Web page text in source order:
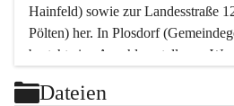
Hainfeld) sowie zur Landesstraße
Pölten) her. In Plosdorf
besteht eine Anschlussstelle zur
Wien erreicht man in ca. 45 Minuten.
Dateien